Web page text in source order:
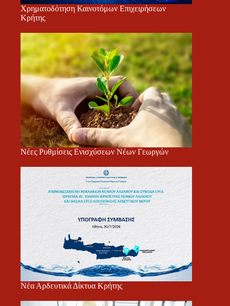
Χρηματοδότηση Καινοτόμων Επιχειρήσεων
Κρήτης
Νέες Ρυθμίσεις Ενισχύσεων Νέων Γεωργών
Νέα Αρδευτικά Δίκτυα Κρήτης